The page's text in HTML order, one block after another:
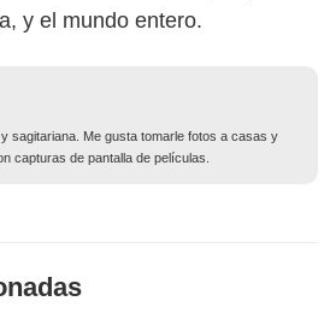
y el mundo entero.
sagitariana. Me gusta tomarle fotos a casas y
capturas de pantalla de películas.